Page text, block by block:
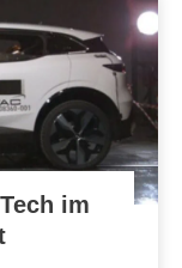
im